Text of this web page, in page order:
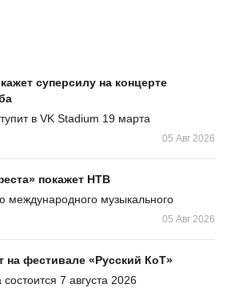
суперсилу на концерте
в VK Stadium 19 марта
05 Авг 2026
покажет НТВ
международного музыкального
05 Авг 2026
на фестивале «Русский КоТ»
7 августа 2026